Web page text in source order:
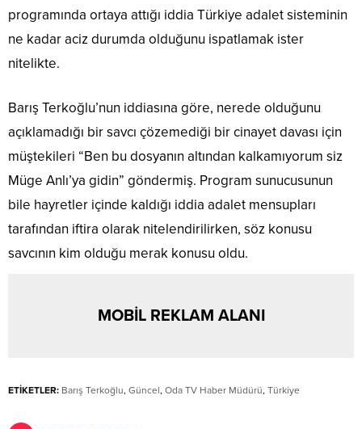
programında ortaya attığı iddia Türkiye adalet sisteminin
ne kadar aciz durumda olduğunu ispatlamak ister
nitelikte.
Barış Terkoğlu’nun iddiasına göre, nerede olduğunu
açıklamadığı bir savcı çözemediği bir cinayet davası için
müştekileri “Ben bu dosyanın altından kalkamıyorum siz
Müge Anlı’ya gidin” göndermiş. Program sunucusunun
bile hayretler içinde kaldığı iddia adalet mensupları
tarafından iftira olarak nitelendirilirken, söz konusu
savcının kim olduğu merak konusu oldu.
MOBİL REKLAM ALANI
ETİKETLER: Barış Terkoğlu, Güncel, Oda TV Haber Müdürü, Türkiye